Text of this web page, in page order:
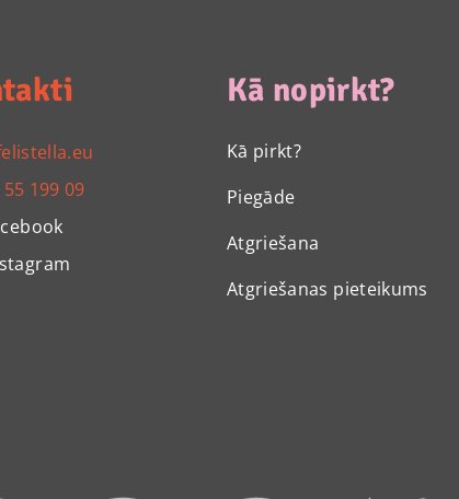
199 09
Kā nopirkt?
Kā pirkt?
Piegāde
Atgriešana
Atgriešanas pieteikums